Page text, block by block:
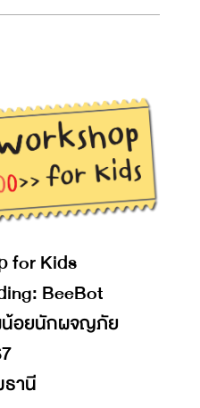
for Kids
BeeBot
น้อยนักผจญภัย
านี